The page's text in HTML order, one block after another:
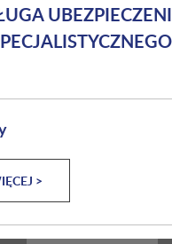
>